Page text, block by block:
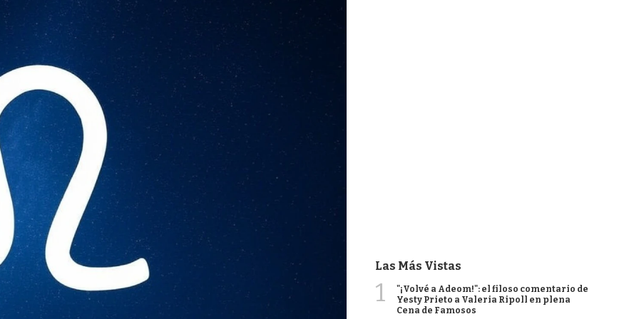
Las Más Vistas
1
"¡Volvé a Adeom!": el filoso comentario de
Yesty Prieto a Valeria Ripoll en plena
Cena de Famosos